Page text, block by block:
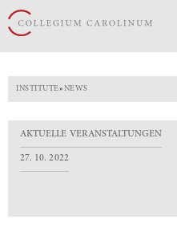
INSTITUTE» NEWS
AKTUELLE VERANSTALTUNGEN
27. 10. 2022